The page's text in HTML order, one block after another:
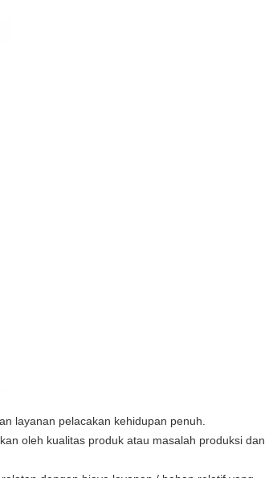
layanan pelacakan kehidupan penuh.
oleh kualitas produk atau masalah produksi dan